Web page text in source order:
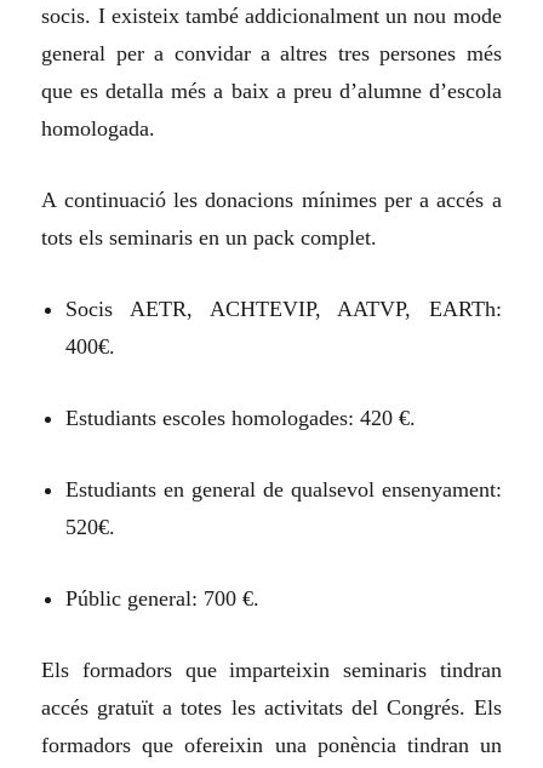
socis. I existeix també addicionalment un nou mode
general per a convidar a altres tres persones més
que es detalla més a baix a preu d’alumne d’escola
homologada.
A continuació les donacions mínimes per a accés a
tots els seminaris en un pack complet.
Socis AETR, ACHTEVIP, AATVP, EARTh:
400€.
Estudiants escoles homologades: 420 €.
Estudiants en general de qualsevol ensenyament:
520€.
Públic general: 700 €.
Els formadors que imparteixin seminaris tindran
accés gratuït a totes les activitats del Congrés. Els
formadors que ofereixin una ponència tindran un